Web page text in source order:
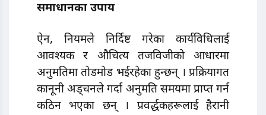
समाधानका उपाय
ऐन, नियमले निर्दिष्ट गरेका कार्यविधिलाई
आवश्यक र औचित्य तजविजीको आधारमा
अनुमतिमा तोडमोड भईरहेका हुन्छन् । प्रक्रियागत
कानूनी अड्चनले गर्दा अनुमति समयमा प्राप्त गर्न
कठिन भएका छन् । प्रवर्द्धकहरूलाई हैरानी